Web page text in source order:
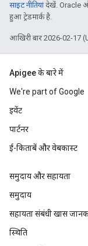
साइट नीतियांदेखें. Oracle
हुआ ट्रेडमार्क है.
आखिरी बार 2026-02-17
Apigee के बारे में
We're part of Google
इवेंट
पार्टनर
ई-किताबें और वेबकास्ट
समुदाय और सहायता
समुदाय
सहायता संबंधी खास
स्थिति